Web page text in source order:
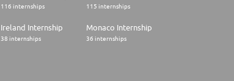
116 internships 115 internships
Ireland Internship
38 internships
Monaco Internship
36 internships